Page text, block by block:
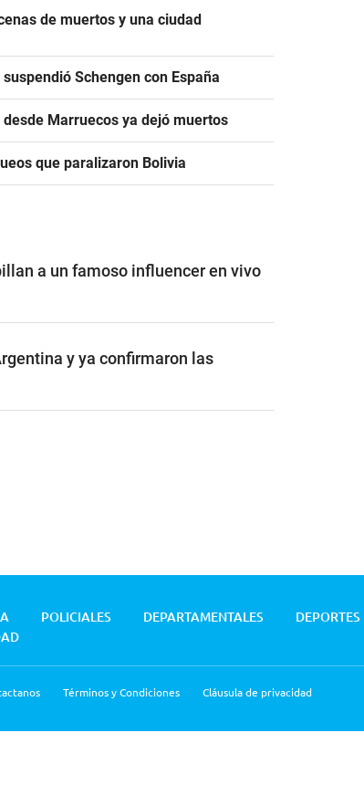
de muertos y una ciudad
Schengen con España
Marruecos ya dejó muertos
que paralizaron Bolivia
a un famoso influencer en vivo
y ya confirmaron las
POLICIALES DEPARTAMENTALES DEPORTES
Términos y Condiciones Cláusula de privacidad